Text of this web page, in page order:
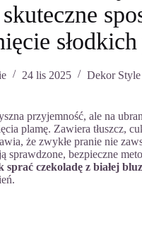
24 lis 2025 Dekor Style
przyjemność, ale na
plamę. Zawiera tłuszcz,
że zwykłe pranie nie
sprawdzone, bezpieczne
sprać czekoladę z białej